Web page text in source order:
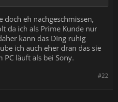
doch eh nachgeschmissen,
da ich als Prime Kunde nur
kann das Ding ruhig
ich auch eher dran das sie
läuft als bei Sony.
#22